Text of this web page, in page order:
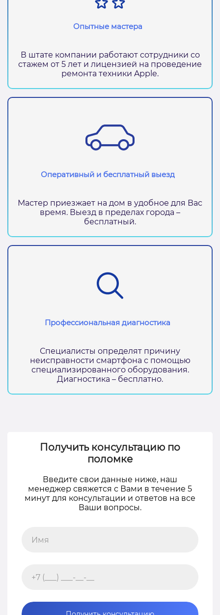
Опытные мастера
В штате компании работают сотрудники со
стажем от 5 лет и лицензией на проведение
ремонта техники Apple.
Оперативный и бесплатный выезд
Мастер приезжает на дом в удобное для Вас
время. Выезд в пределах города –
бесплатный.
Профессиональная диагностика
Специалисты определят причину
неисправности смартфона с помощью
специализированного оборудования.
Диагностика – бесплатно.
Получить консультацию по
поломке
Введите свои данные ниже, наш
менеджер свяжется с Вами в течение 5
минут для консультации и ответов на все
Ваши вопросы.